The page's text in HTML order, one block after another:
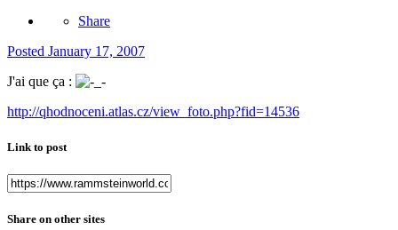
Share
Posted January 17, 2007
J'ai que ça :
http://qhodnoceni.atlas.cz/view_foto.php?fid=14536
Link to post
Share on other sites